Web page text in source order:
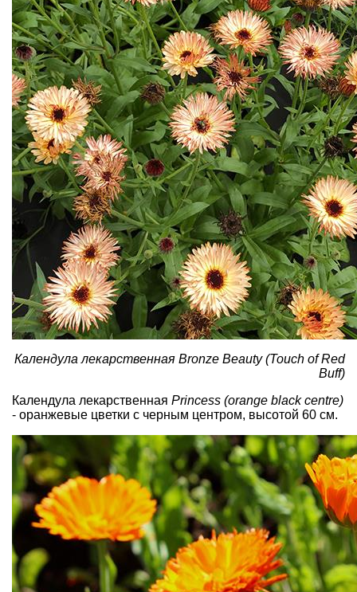
Календула лекарственная Bronze Beauty (Touch of Red
Buff)
Календула лекарственная Princess (orange black centre)
- оранжевые цветки с черным центром, высотой 60 см.